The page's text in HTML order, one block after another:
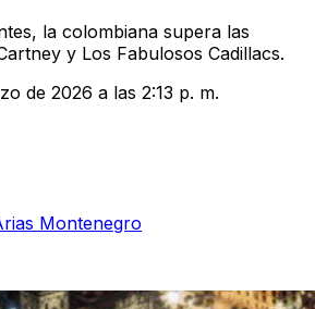
la colombiana supera las
y Los Fabulosos Cadillacs.
de 2026 a las 2:13 p. m.
Montenegro